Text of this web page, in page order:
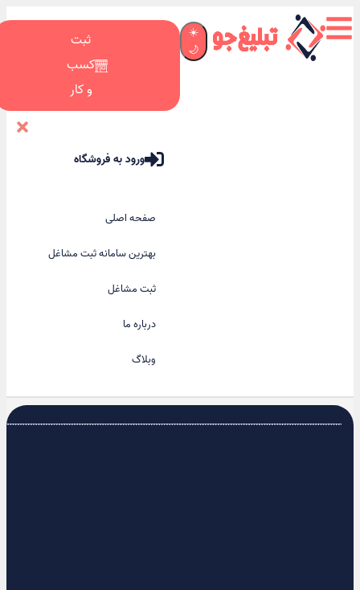
☀️
🌙
ثبت
کسب
و کار
ورود به فروشگاه
صفحه اصلی
بهترین سامانه ثبت مشاغل
ثبت مشاغل
درباره ما
وبلاگ